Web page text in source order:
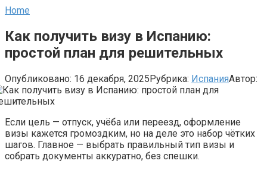
Home
Как получить визу в Испанию:
простой план для решительных
Опубликовано: 16 декабря, 2025Рубрика: ИспанияАвтор:
Если цель — отпуск, учёба или переезд, оформление
визы кажется громоздким, но на деле это набор чётких
шагов. Главное — выбрать правильный тип визы и
собрать документы аккуратно, без спешки.